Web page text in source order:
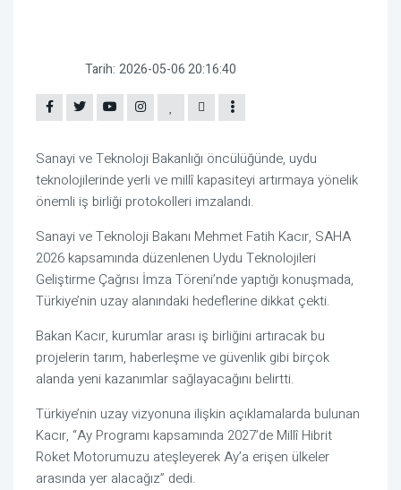
Tarih: 2026-05-06 20:16:40
Sanayi ve Teknoloji Bakanlığı öncülüğünde, uydu
teknolojilerinde yerli ve millî kapasiteyi artırmaya yönelik
önemli iş birliği protokolleri imzalandı.
SanayiveTeknoloji Bakanı Mehmet Fatih Kacır, SAHA
2026 kapsamında düzenlenen Uydu Teknolojileri
Geliştirme Çağrısı İmza Töreni’nde yaptığı konuşmada,
Türkiye’nin uzay alanındaki hedeflerine dikkat çekti.
Bakan Kacır, kurumlar arası iş birliğini artıracak bu
projelerin tarım, haberleşme ve güvenlik gibi birçok
alanda yeni kazanımlar sağlayacağını belirtti.
Türkiye’nin uzay vizyonuna ilişkin açıklamalarda bulunan
Kacır, “Ay Programı kapsamında 2027’de Millî Hibrit
Roket Motorumuzu ateşleyerek Ay’a erişen ülkeler
arasında yer alacağız” dedi.